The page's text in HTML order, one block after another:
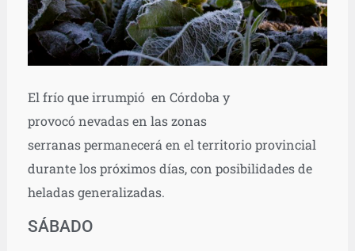
El frío que irrumpió en Córdoba y
provocó nevadas en las zonas
serranas permanecerá en el territorio provincial
durante los próximos días, con posibilidades de
heladas generalizadas.
SÁBADO